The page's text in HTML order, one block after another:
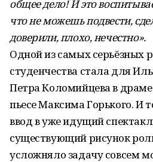
общее дело! И это
что не можешь подвести,
доверили, плохо, нечестно».
Одной из самых серьёзных
студенчества стала для
Петра Коломийцева в
пьесе Максима Горького. И
ввод в уже идущий
существующий рисунок
усложняло задачу совсем